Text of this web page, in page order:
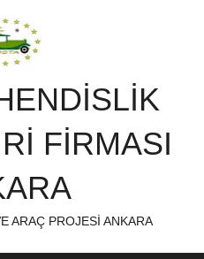
FİRMASI
ARAÇ PROJESİ ANKARA